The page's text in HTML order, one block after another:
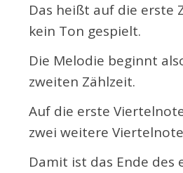
Das heißt auf die erste
kein Ton gespielt.
Die Melodie beginnt
zweiten Zählzeit.
Auf die erste
zwei weitere
Damit ist das Ende des